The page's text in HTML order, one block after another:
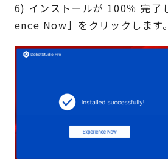
6) インストールが 100％ 完了
ence Now］をクリックします。